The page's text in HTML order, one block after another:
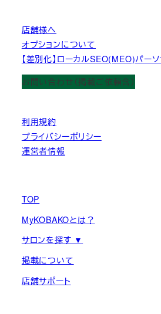
店舗様へ
オプションについて
【差別化】ローカルSEO(MEO)パー
お問い合わせ（掲載ご依頼含）
利用規約
プライバシーポリシー
運営者情報
TOP
MyKOBAKOとは？
サロンを探す ▼
掲載について
店舗サポート